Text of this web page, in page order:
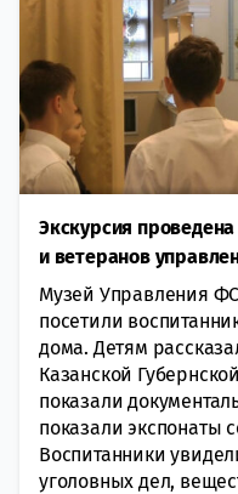
Экскурсия
и ветеранов
Музей Управления
посетили
дома. Детям
Казанской
показали
показали экспонаты
Воспитанники
уголовных дел,